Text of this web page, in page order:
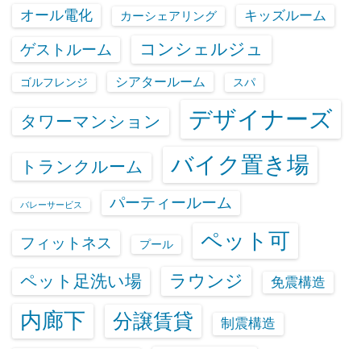
オール電化 カーシェアリング キッズルーム
ゲストルーム コンシェルジュ
ゴルフレンジ シアタールーム スパ
タワーマンション デザイナーズ
トランクルーム バイク置き場
バレーサービス パーティールーム
フィットネス プール ペット可
ペット足洗い場 ラウンジ 免震構造
内廊下 分譲賃貸 制震構造